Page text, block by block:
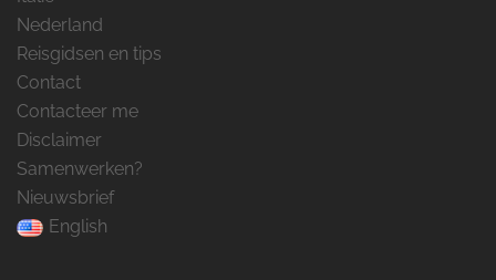
Nederland
Reisgidsen en tips
Contact
Contacteer me
Disclaimer
Samenwerken?
Nieuwsbrief
English